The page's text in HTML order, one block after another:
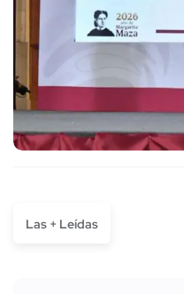
Las + Leídas